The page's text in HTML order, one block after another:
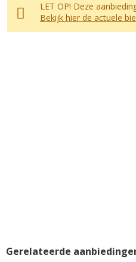
LET OP! Deze
Bekijk hier de actuele
Gerelateerde